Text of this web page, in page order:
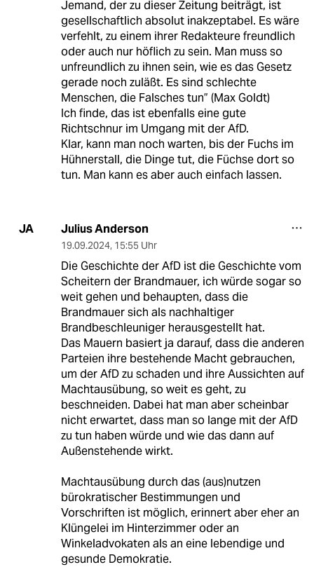
Jemand, der zu dieser Zeitung beiträgt, ist
gesellschaftlich absolut inakzeptabel. Es wäre
verfehlt, zu einem ihrer Redakteure freundlich
oder auch nur höflich zu sein. Man muss so
unfreundlich zu ihnen sein, wie es das Gesetz
gerade noch zuläßt. Es sind schlechte
Menschen, die Falsches tun” (Max Goldt)
Ich finde, das ist ebenfalls eine gute
Richtschnur im Umgang mit der AfD.
Klar, kann man noch warten, bis der Fuchs im
Hühnerstall, die Dinge tut, die Füchse dort so
tun. Man kann es aber auch einfach lassen.
JA Julius Anderson
19.09.2024, 15:55 Uhr
Die Geschichte der AfD ist die Geschichte vom
Scheitern der Brandmauer, ich würde sogar so
weit gehen und behaupten, dass die
Brandmauer sich als nachhaltiger
Brandbeschleuniger herausgestellt hat.
Das Mauern basiert ja darauf, dass die anderen
Parteien ihre bestehende Macht gebrauchen,
um der AfD zu schaden und ihre Aussichten auf
Machtausübung, so weit es geht, zu
beschneiden. Dabei hat man aber scheinbar
nicht erwartet, dass man so lange mit der AfD
zu tun haben würde und wie das dann auf
Außenstehende wirkt.
Machtausübung durch das (aus)nutzen
bürokratischer Bestimmungen und
Vorschriften ist möglich, erinnert aber eher an
Klüngelei im Hinterzimmer oder an
Winkeladvokaten als an eine lebendige und
gesunde Demokratie.